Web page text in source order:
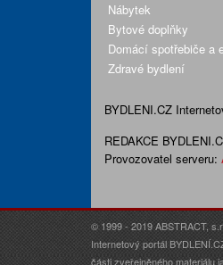
Nábytek
Bytové doplňky
Domácí spotřebiče a
Zdravé bydlení
BYDLENI.CZ
REDAKCE
Provozovatel serveru:
© 1999 - 2019 ABSTRACT,
Internetový portál
části zveřejněného materiálu